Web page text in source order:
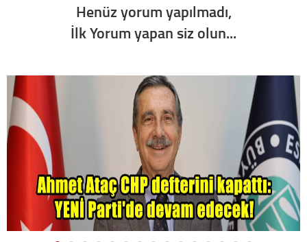
Henüz yorum yapılmadı,
İlk Yorum yapan siz olun...